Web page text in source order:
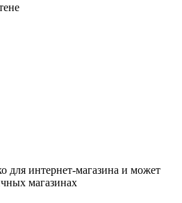
для интернет-магазина и может
магазинах